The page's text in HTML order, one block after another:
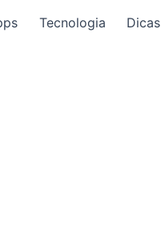
Tecnologia Dicas